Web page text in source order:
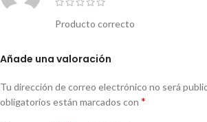
Producto correcto
Añade una valoración
Tu dirección de correo electrónico no será
obligatorios están marcados con *